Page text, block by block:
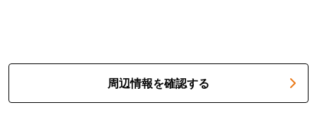
周辺情報を確認する